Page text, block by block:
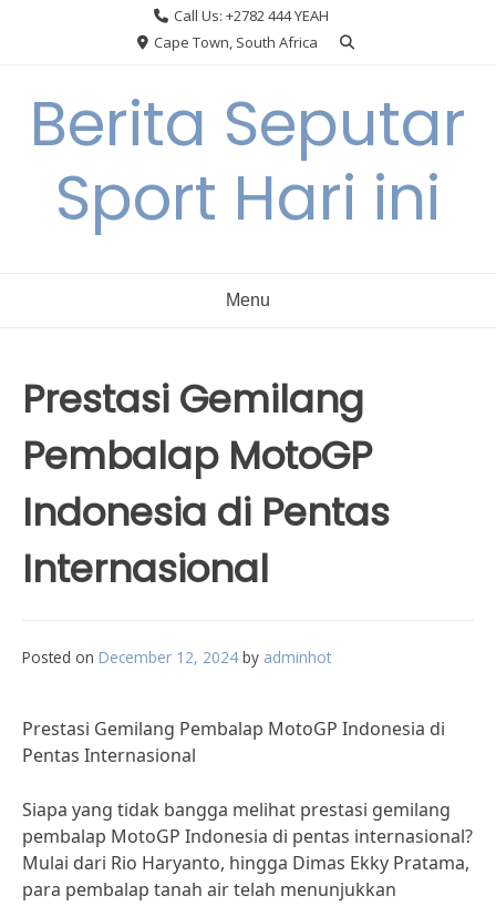
Call Us: +2782 444 YEAH
Cape Town, South Africa
Berita Seputar
Sport Hari ini
Menu
Prestasi Gemilang
Pembalap MotoGP
Indonesia di Pentas
Internasional
Posted on December 12, 2024 by adminhot
Prestasi Gemilang Pembalap MotoGP Indonesia di
Pentas Internasional
Siapa yang tidak bangga melihat prestasi gemilang
pembalap MotoGP Indonesia di pentas internasional?
Mulai dari Rio Haryanto, hingga Dimas Ekky Pratama,
para pembalap tanah air telah menunjukkan